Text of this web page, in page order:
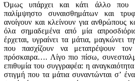
Όμως υπάρχει και κάτι άλλο που
παλίμψηστο συναισθημάτων και
ανοίγουν και κλείνουν για ανθρώπους
όλα σημαδεμένα από μία
έρχεται, υγραίνει τα μάτια, μαγκώνει
που πασχίζουν να μετατρέψουν
πρόσκαιρα…. Λίγο πιο πίσω,
επιθυμία του συγγραφέα: η
στιγμή που τα μάτια συναντώνται σ’